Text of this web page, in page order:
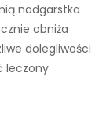
nadgarstka
obniża
dolegliwości
leczony